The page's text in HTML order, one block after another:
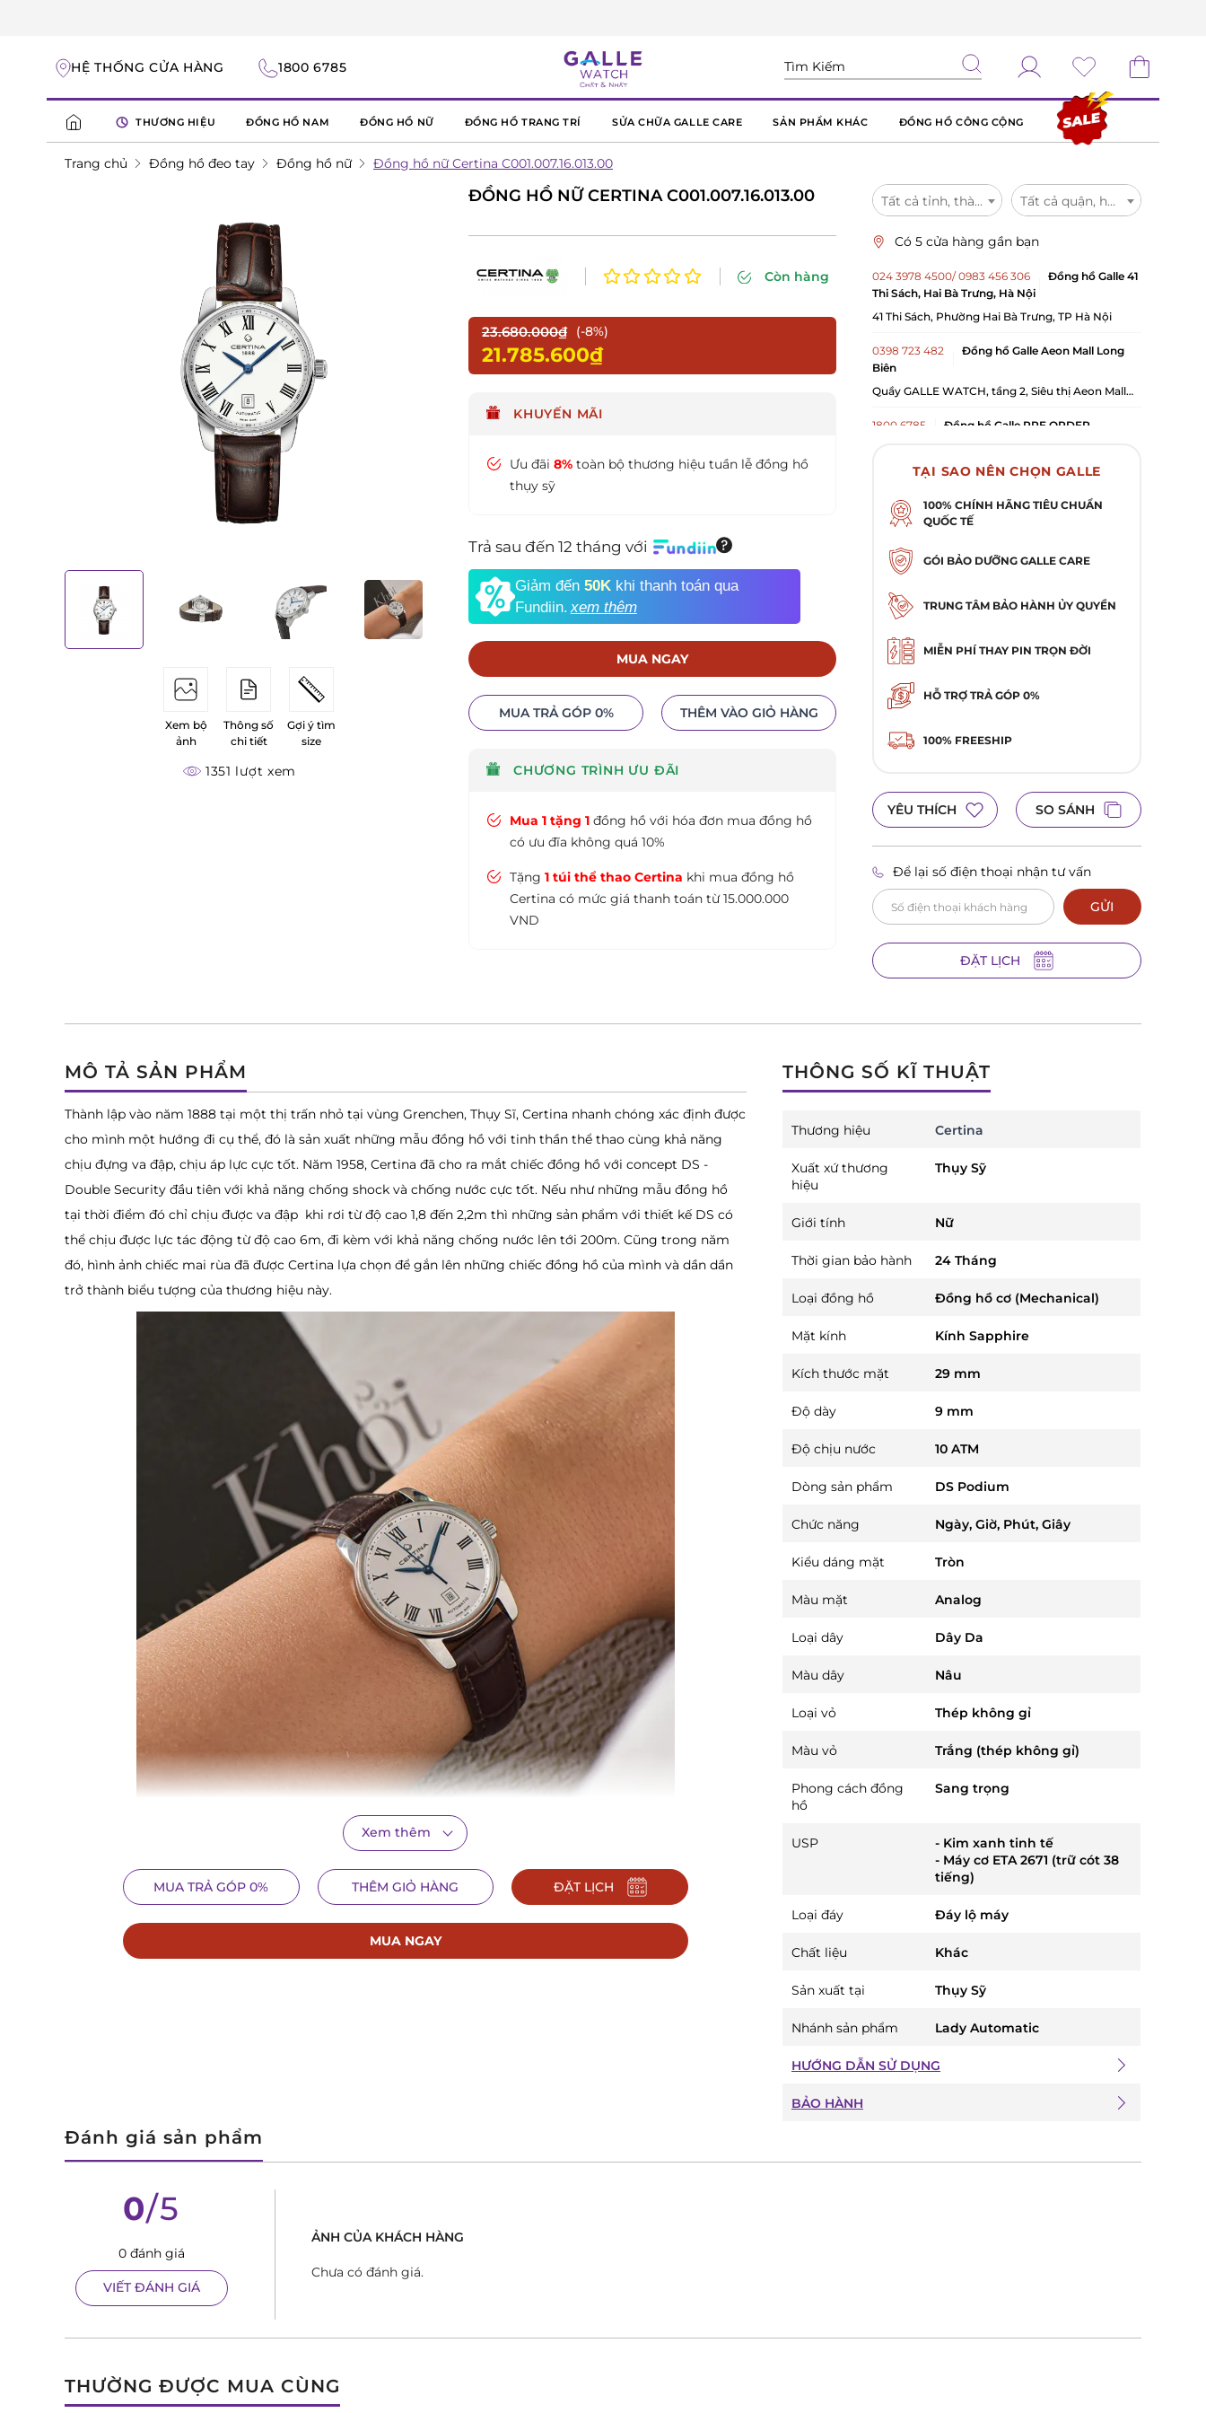
HỆ THỐNG CỬA HÀNG 1800 6785
THƯƠNG HIỆU ĐỒNG HỒ NAM ĐỒNG HỒ NỮ ĐỒNG HỒ TRANG TRÍ SỬA CHỮA GALLE CARE SẢN PHẨM KHÁC ĐỒNG HỒ CÔNG CỘNG
Trang chủ Đồng hồ đeo tay Đồng hồ nữ Đồng hồ nữ Certina C001.007.16.013.00
Xem bộ
ảnh
Thông số
chi tiết
Gợi ý tìm
size
1351 lượt xem
ĐỒNG HỒ NỮ CERTINA C001.007.16.013.00
Còn hàng
23.680.000₫ (-8%)
21.785.600₫
KHUYẾN MÃI
Ưu đãi 8% toàn bộ thương hiệu tuần lễ đồng hồ
thụy sỹ
Trả sau đến 12 tháng với
Giảm đến 50K khi thanh toán qua
Fundiin.xem thêm
MUA NGAY
MUA TRẢ GÓP 0% THÊM VÀO GIỎ HÀNG
CHƯƠNG TRÌNH ƯU ĐÃI
Mua 1 tặng 1 đồng hồ với hóa đơn mua đồng hồ
có ưu đĩa không quá 10%
Tặng 1 túi thể thao Certina khi mua đồng hồ
Certina có mức giá thanh toán từ 15.000.000
VND
Tất cả tỉnh, thành Tất cả quận, huyện
Có 5 cửa hàng gần bạn
024 3978 4500/ 0983 456 306
Đồng hồ Galle 41
Thi Sách, Hai Bà Trưng, Hà Nội
41 Thi Sách, Phường Hai Bà Trưng, TP Hà Nội
0398 723 482
Đồng hồ Galle Aeon Mall Long
Biên
Quầy GALLE WATCH, tầng 2, Siêu thị Aeon Mall
1800 6785
Đồng hồ Galle PRE ORDER
028 3987 7729
Đồng hồ Galle 102 Quang Trung,
Gò Vấp, TP. HCM
102 Quang Trung, Phường Gò Vấp, TP. Hồ Chí
0984 884 132
Đồng hồ Galle 335 Lê Duẩn,
Thanh Khê, Đà Nẵng
335 Lê Duẩn , Phường Thanh Khê, TP Đà Nẵng
TẠI SAO NÊN CHỌN GALLE
100% CHÍNH HÃNG TIÊU CHUẨN
QUỐC TẾ
GÓI BẢO DƯỠNG GALLE CARE
TRUNG TÂM BẢO HÀNH ỦY QUYỀN
MIỄN PHÍ THAY PIN TRỌN ĐỜI
HỖ TRỢ TRẢ GÓP 0%
100% FREESHIP
YÊU THÍCH SO SÁNH
Để lại số điện thoại nhận tư vấn
GỬI
ĐẶT LỊCH
MÔ TẢ SẢN PHẨM
Thành lập vào năm 1888 tại một thị trấn nhỏ tại vùng Grenchen, Thụy Sĩ, Certina nhanh chóng xác định được
cho mình một hướng đi cụ thể, đó là sản xuất những mẫu đồng hồ với tinh thần thể thao cùng khả năng
chịu đựng va đập, chịu áp lực cực tốt. Năm 1958, Certina đã cho ra mắt chiếc đồng hồ với concept DS -
Double Security đầu tiên với khả năng chống shock và chống nước cực tốt. Nếu như những mẫu đồng hồ
tại thời điểm đó chỉ chịu được va đập khi rơi từ độ cao 1,8 đến 2,2m thì những sản phẩm với thiết kế DS có
thể chịu được lực tác động từ độ cao 6m, đi kèm với khả năng chống nước lên tới 200m. Cũng trong năm
đó, hình ảnh chiếc mai rùa đã được Certina lựa chọn để gắn lên những chiếc đồng hồ của mình và dần dần
trở thành biểu tượng của thương hiệu này.
Mang tinh thần thể thao lên mọi sản phẩm, đi kèm với đó là sự sáng tạo không giới hạn, Certina
đã và đang
phá vỡ mọi kỷ lục của chính mình để đem lại cho giới mộ điệu những mẫu đồng hồ với khả năng chịu áp lực
cực tốt, đúng với slogan “Go deep, go high, go higher”.
Xem thêm
MUA TRẢ GÓP 0% THÊM GIỎ HÀNG ĐẶT LỊCH
MUA NGAY
THÔNG SỐ KĨ THUẬT
Thương hiệu Certina
Xuất xứ thương
hiệu
Thụy Sỹ
Giới tính Nữ
Thời gian bảo hành 24 Tháng
Loại đồng hồ Đồng hồ cơ (Mechanical)
Mặt kính Kính Sapphire
Kích thước mặt 29 mm
Độ dày 9 mm
Độ chịu nước 10 ATM
Dòng sản phẩm DS Podium
Chức năng Ngày, Giờ, Phút, Giây
Kiểu dáng mặt Tròn
Màu mặt Analog
Loại dây Dây Da
Màu dây Nâu
Loại vỏ Thép không gỉ
Màu vỏ Trắng (thép không gỉ)
Phong cách đồng
hồ
Sang trọng
USP
- Kim xanh tinh tế
- Máy cơ ETA 2671 (trữ cót 38
tiếng)
Loại đáy Đáy lộ máy
Chất liệu Khác
Sản xuất tại Thụy Sỹ
Nhánh sản phẩm Lady Automatic
HƯỚNG DẪN SỬ DỤNG
BẢO HÀNH
Đánh giá sản phẩm
0/5
0 đánh giá
VIẾT ĐÁNH GIÁ
ẢNH CỦA KHÁCH HÀNG
Chưa có đánh giá.
THƯỜNG ĐƯỢC MUA CÙNG